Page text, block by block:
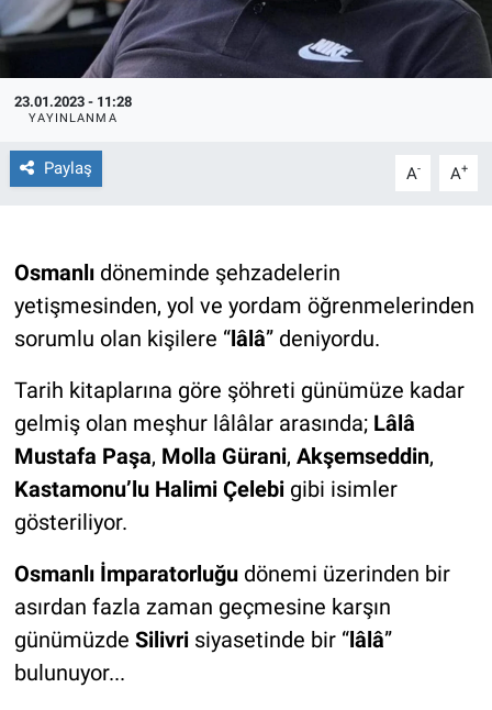
23.01.2023 - 11:28
YAYINLANMA
Paylaş A- A+
Osmanlı döneminde şehzadelerin
yetişmesinden, yol ve yordam öğrenmelerinden
sorumlu olan kişilere “lâlâ” deniyordu.
Tarih kitaplarına göre şöhreti günümüze kadar
gelmiş olan meşhur lâlâlar arasında; Lâlâ
Mustafa Paşa, Molla Gürani, Akşemseddin,
Kastamonu’lu Halimi Çelebi gibi isimler
gösteriliyor.
Osmanlı İmparatorluğu dönemi üzerinden bir
asırdan fazla zaman geçmesine karşın
günümüzde Silivrisiyasetinde bir “lâlâ”
bulunuyor...